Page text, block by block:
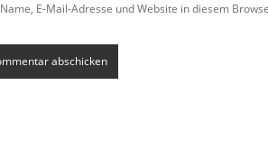
Name, E-Mail-Adresse und Website in diesem